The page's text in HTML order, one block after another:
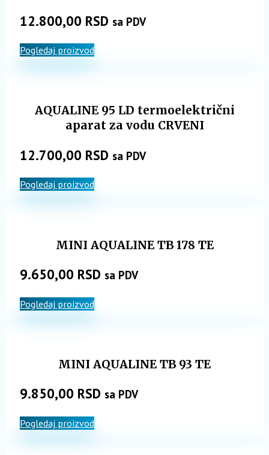
12.800,00 RSD sa PDV
Pogledaj proizvod
AQUALINE 95 LD termoelektrični
aparat za vodu CRVENI
12.700,00 RSD sa PDV
Pogledaj proizvod
MINI AQUALINE TB 178 TE
9.650,00 RSD sa PDV
Pogledaj proizvod
MINI AQUALINE TB 93 TE
9.850,00 RSD sa PDV
Pogledaj proizvod